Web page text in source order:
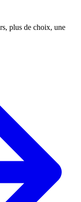
plus de choix, une